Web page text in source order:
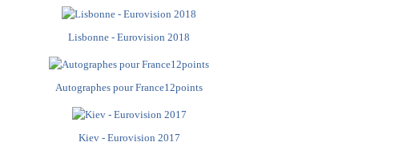
Lisbonne - Eurovision 2018
Autographes pour France12points
Kiev - Eurovision 2017